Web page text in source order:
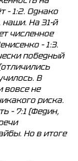
– 1:2. Однако
На 31-й
численное
– 1:3.
победный
В
вовсе не
риска.
– 7:1 (Федин,
Но в итоге